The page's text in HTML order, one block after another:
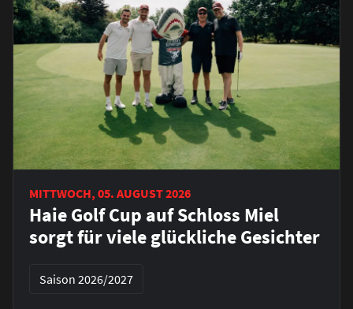
MITTWOCH, 05. AUGUST 2026
Haie Golf Cup auf Schloss Miel
sorgt für viele glückliche Gesichter
Saison 2026/2027